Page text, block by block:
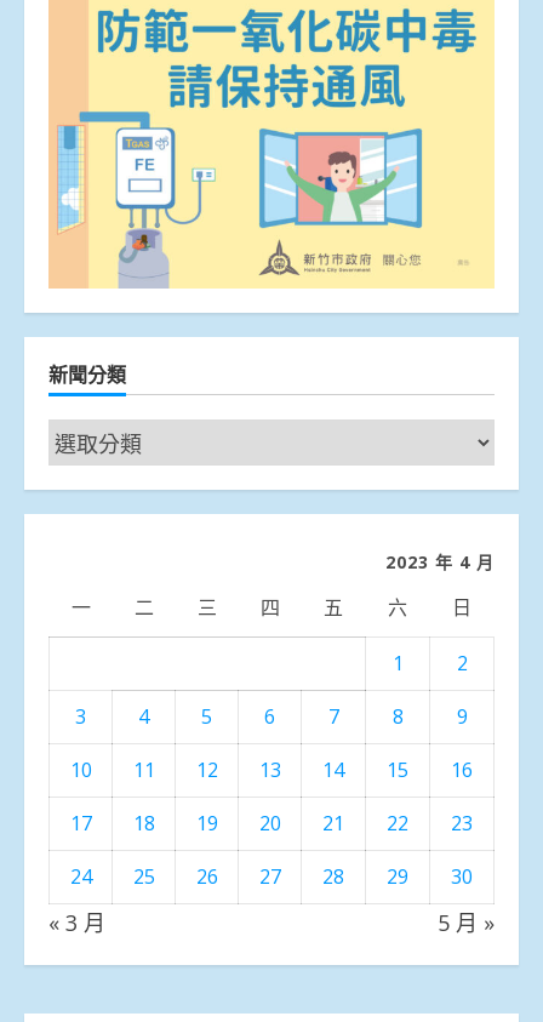
新聞分類
新
聞
分
2023 年 4 月
一 二 三 四 五 六 日
1
2
3
4 5 6 7 8
9
10
11 12 13 14 15
16
17
18 19 20 21 22
23
24
25 26 27 28 29 30
« 3 月 5 月 »